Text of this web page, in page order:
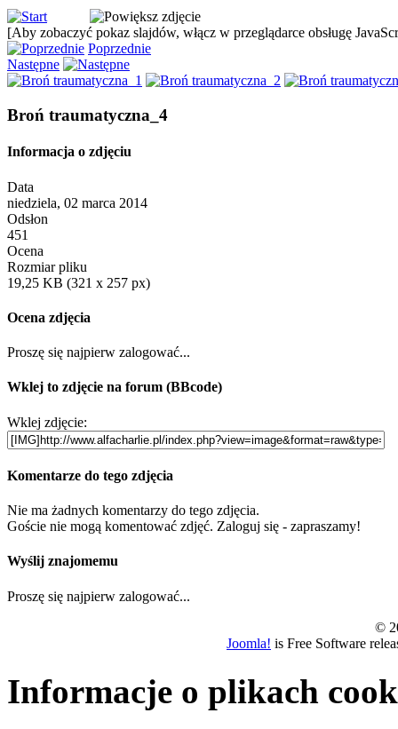
[Aby zobaczyć pokaz slajdów, włącz w przeglądarce obsługę
Poprzednie
Następne
Broń traumatyczna_4
Informacja o zdjęciu
Data
niedziela, 02 marca 2014
Odsłon
451
Ocena
Rozmiar pliku
19,25 KB (321 x 257 px)
Ocena zdjęcia
Proszę się najpierw zalogować...
Wklej to zdjęcie na forum (BBcode)
Wklej zdjęcie:
Komentarze do tego zdjęcia
Nie ma żadnych komentarzy do tego zdjęcia.
Goście nie mogą komentować zdjęć. Zaloguj się - zapraszamy!
Wyślij znajomemu
Proszę się najpierw zalogować...
©
Joomla! is Free Software
Informacje o plikach